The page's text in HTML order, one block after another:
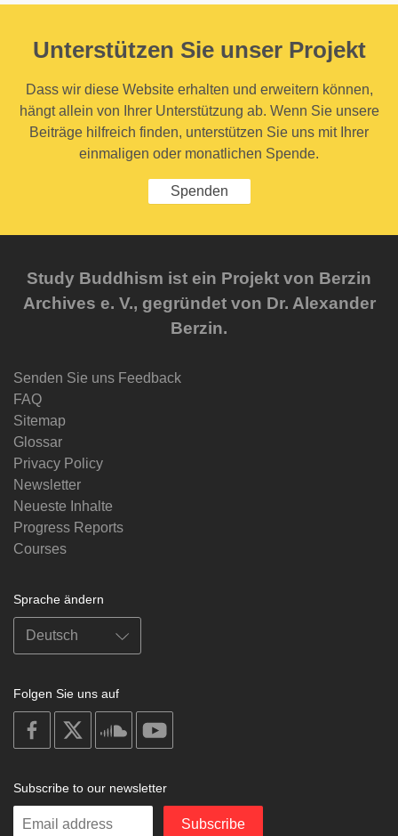
Unterstützen Sie unser Projekt
Dass wir diese Website erhalten und erweitern können,
hängt allein von Ihrer Unterstützung ab. Wenn Sie unsere
Beiträge hilfreich finden, unterstützen Sie uns mit Ihrer
einmaligen oder monatlichen Spende.
Spenden
Study Buddhism ist ein Projekt von Berzin
Archives e. V., gegründet von Dr. Alexander
Berzin.
Senden Sie uns Feedback
FAQ
Sitemap
Glossar
Privacy Policy
Newsletter
Neueste Inhalte
Progress Reports
Courses
Sprache ändern
Folgen Sie uns auf
on
facebook
soundcloud
Subscribe to our newsletter
Enter
Subscribe